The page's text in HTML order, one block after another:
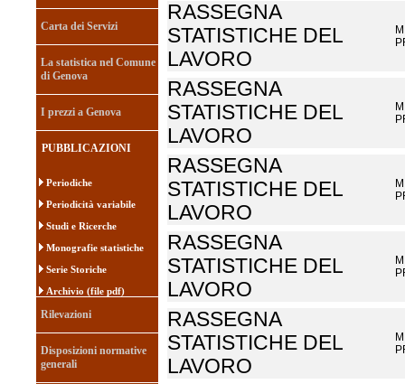
Carta dei Servizi
La statistica nel Comune
di Genova
I prezzi a Genova
PUBBLICAZIONI
Periodiche
Periodicità variabile
Studi e Ricerche
Monografie statistiche
Serie Storiche
Archivio (file pdf)
Rilevazioni
Disposizioni normative
generali
RASSEGNA
STATISTICHE DEL
LAVORO
RASSEGNA
STATISTICHE DEL
LAVORO
RASSEGNA
STATISTICHE DEL
LAVORO
RASSEGNA
STATISTICHE DEL
LAVORO
RASSEGNA
STATISTICHE DEL
LAVORO